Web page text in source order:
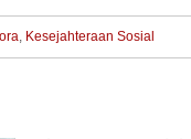
, Kesejahteraan Sosial